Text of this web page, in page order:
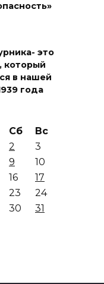
это
который
в нашей
года
Сб
Вс
2
3
9
10
16
17
23
24
30 31